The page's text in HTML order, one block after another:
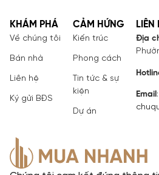
KHÁM PHÁ
Về chúng tôi
Bán nhà
Liên hệ
Ký gửi BĐS
CẢM HỨNG
Kiến trúc
Phong cách
Tin tức & sự
kiện
Dự án
LIÊN
Địa
Email: